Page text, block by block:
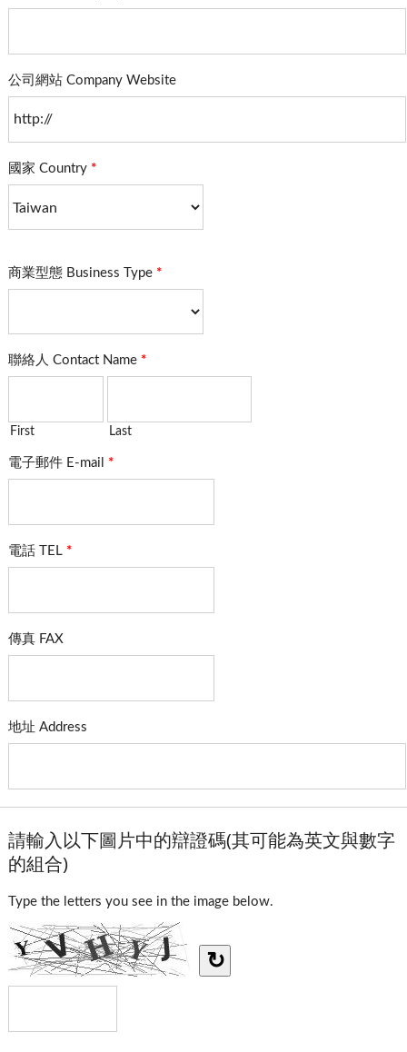
公司網站 Company Website
國家 Country *
商業型態 Business Type *
聯絡人 Contact Name *
First Last
電子郵件 E-mail *
電話 TEL *
傳真 FAX
地址 Address
請輸入以下圖片中的辯證碼(其可能為英文與數字
的組合)
Type the letters you see in the image below.
↻